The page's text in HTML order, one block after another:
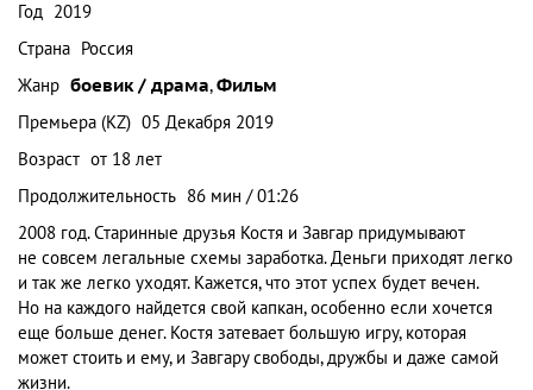
Год 2019
Страна Россия
Жанр боевик / драма,Фильм
Премьера (KZ) 05 Декабря 2019
Возраст от 18 лет
Продолжительность 86 мин / 01:26
2008 год. Старинные друзья Костя и Завгар придумывают
не совсем легальные схемы заработка. Деньги приходят легко
и так же легко уходят. Кажется, что этот успех будет вечен.
Но на каждого найдется свой капкан, особенно если хочется
еще больше денег. Костя затевает большую игру, которая
может стоить и ему, и Завгару свободы, дружбы и даже самой
жизни.